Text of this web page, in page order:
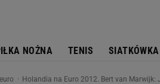
NOŻNA TENIS SIATKÓWKA
euro Holandia na Euro 2012. Bert van Marwijk: